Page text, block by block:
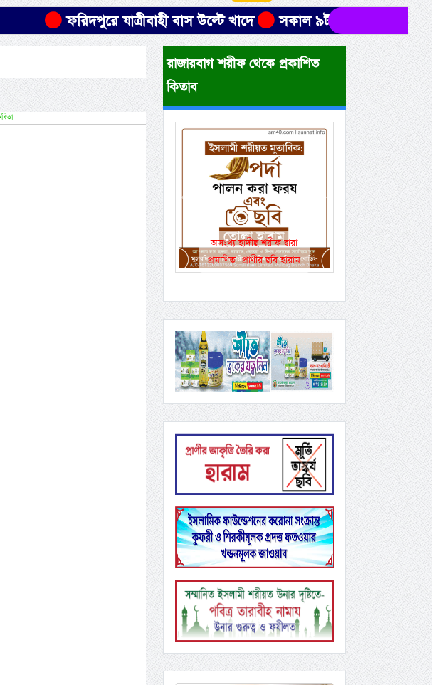
ফরিদপুরে যাত্রীবাহী বাস উল্টে খাদে সকাল ৯টার মধ্যে যেসব জেলায় ৬০
রাজারবাগ শরীফ থেকে প্রকাশিত
কিতাব
একই রানওয়েতে সামরিক-
বেসামরিক ফ্লাইট!